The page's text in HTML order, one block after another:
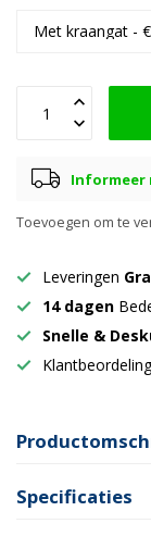
Informeer
Toevoegen om te
Leveringen
14 dagen
Snelle &
Specificaties